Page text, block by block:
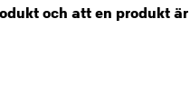
och att en produkt